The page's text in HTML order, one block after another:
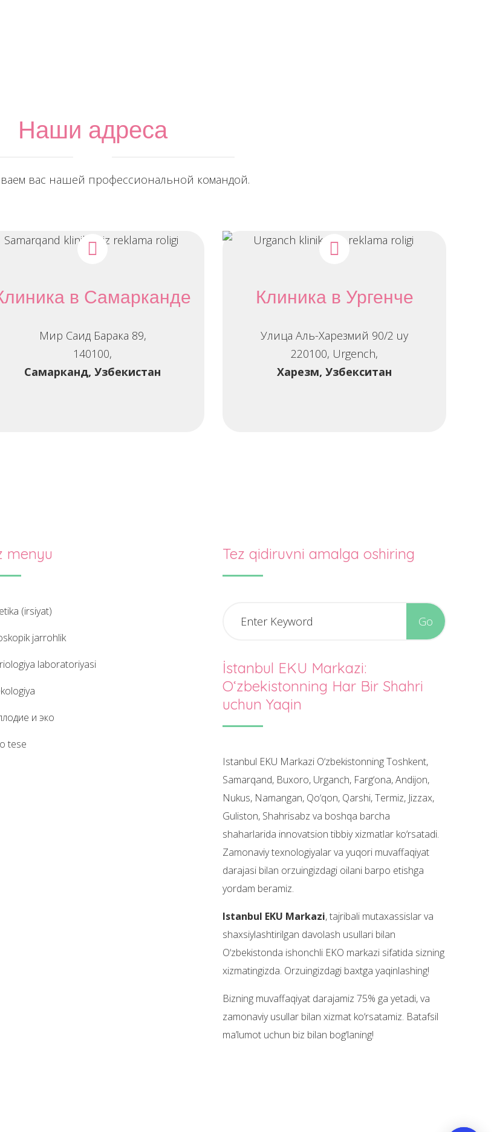
Наши адреса
вас нашей профессиональной командой.
в Самарканде
Мир Саид Барака 89,
140100,
Самарканд, Узбекистан
Клиника в Ургенче
Улица Аль-Харезмий 90/2 uy
220100, Urgench,
Харезм, Узбекситан
menyu
(irsiyat)
jarrohlik
laboratoriyasi
и эко
tese
Tez qidiruvni amalga oshiring
İstanbul EKU Markazi:
O‘zbekistonning Har Bir Shahri
uchun Yaqin
Istanbul EKU Markazi O‘zbekistonning Toshkent,
Samarqand, Buxoro, Urganch, Farg‘ona, Andijon,
Nukus, Namangan, Qo‘qon, Qarshi, Termiz, Jizzax,
Guliston, Shahrisabz va boshqa barcha
shaharlarida innovatsion tibbiy xizmatlar ko‘rsatadi.
Zamonaviy texnologiyalar va yuqori muvaffaqiyat
darajasi bilan orzuingizdagi oilani barpo etishga
yordam beramiz.
Istanbul EKU Markazi, tajribali mutaxassislar va
shaxsiylashtirilgan davolash usullari bilan
O‘zbekistonda ishonchli EKO markazi sifatida sizning
xizmatingizda. Orzuingizdagi baxtga yaqinlashing!
Bizning muvaffaqiyat darajamiz 75% ga yetadi, va
zamonaviy usullar bilan xizmat ko‘rsatamiz. Batafsil
ma’lumot uchun biz bilan bog‘laning!